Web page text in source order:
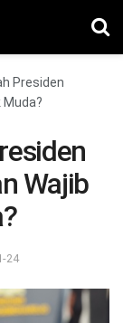
Presiden
Muda?
Wajib
24